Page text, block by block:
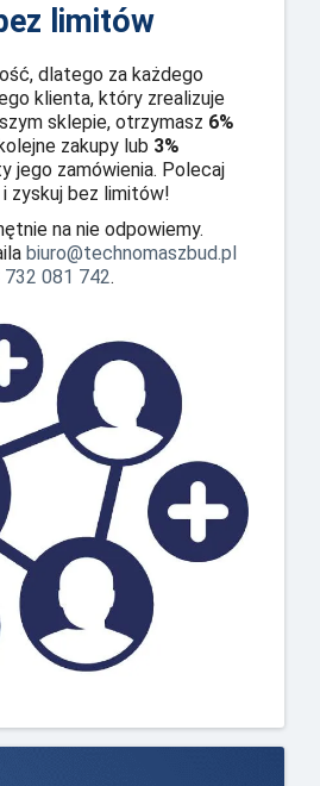
limitów
dlatego za każdego
klienta, który zrealizuje
sklepie, otrzymasz 6%
zakupy lub 3%
jego zamówienia. Polecaj
zyskuj bez limitów!
na nie odpowiemy.
biuro@technomaszbud.pl
732 081 742.